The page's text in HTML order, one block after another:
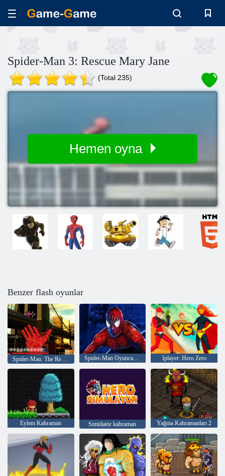
Spider-Man 3: Rescue Mary Jane
(Total 235)
Hemen oyna
Benzer flash oyunlar
Spider-Man: The Rescue Spider-Man Oyuncak Transporter Iplayer: Hero Zero
Eylem Kahraman Simülatör kahraman Yağma Kahramanları 2